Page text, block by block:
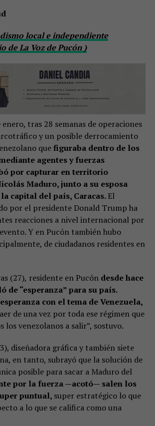
local e independiente
de La Voz de Pucón )
enero, tras 28 semanas de operaciones
y un posible derrocamiento
quefiguraba dentro de los
agentes y fuerzas
por capturar en territorio
Maduro, junto a su esposa
capital del país, Caracas.El
por el presidente Donald Trump ha
reacciones a nivel internacional por
Y en Pucón también hubo
de ciudadanos residentes en
(27), residente en Pucón desde hace
de “esperanza” para su país.
con el tema de Venezuela,
de una vez por toda ese régimen que
los venezolanos a salir”, sostuvo.
diseñadora gráfica y también siete
en tanto, subrayó que la solución de
posible para sacar a Maduro del
por la fuerza —acotó— salen los
puntual, super estratégico lo que
a lo que se califica como una